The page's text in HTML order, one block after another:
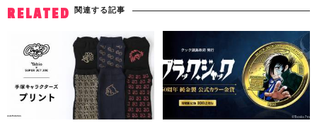
RELATED 関連する記事